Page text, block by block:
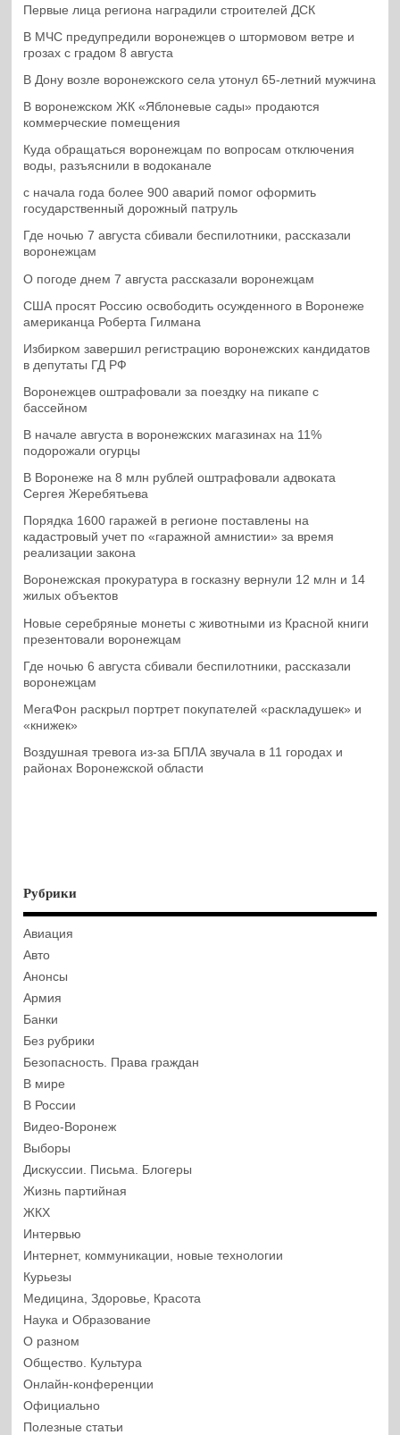
Первые лица региона наградили строителей ДСК
В МЧС предупредили воронежцев о штормовом ветре и
грозах с градом 8 августа
В Дону возле воронежского села утонул 65-летний мужчина
В воронежском ЖК «Яблоневые сады» продаются
коммерческие помещения
Куда обращаться воронежцам по вопросам отключения
воды, разъяснили в водоканале
с начала года более 900 аварий помог оформить
государственный дорожный патруль
Где ночью 7 августа сбивали беспилотники, рассказали
воронежцам
О погоде днем 7 августа рассказали воронежцам
США просят Россию освободить осужденного в Воронеже
американца Роберта Гилмана
Избирком завершил регистрацию воронежских кандидатов
в депутаты ГД РФ
Воронежцев оштрафовали за поездку на пикапе с
бассейном
В начале августа в воронежских магазинах на 11%
подорожали огурцы
В Воронеже на 8 млн рублей оштрафовали адвоката
Сергея Жеребятьева
Порядка 1600 гаражей в регионе поставлены на
кадастровый учет по «гаражной амнистии» за время
реализации закона
Воронежская прокуратура в госказну вернули 12 млн и 14
жилых объектов
Новые серебряные монеты с животными из Красной книги
презентовали воронежцам
Где ночью 6 августа сбивали беспилотники, рассказали
воронежцам
МегаФон раскрыл портрет покупателей «раскладушек» и
«книжек»
Воздушная тревога из-за БПЛА звучала в 11 городах и
районах Воронежской области
Рубрики
Авиация
Авто
Анонсы
Армия
Банки
Без рубрики
Безопасность. Права граждан
В мире
В России
Видео-Воронеж
Выборы
Дискуссии. Письма. Блогеры
Жизнь партийная
ЖКХ
Интервью
Интернет, коммуникации, новые технологии
Курьезы
Медицина, Здоровье, Красота
Наука и Образование
О разном
Общество. Культура
Онлайн-конференции
Официально
Полезные статьи